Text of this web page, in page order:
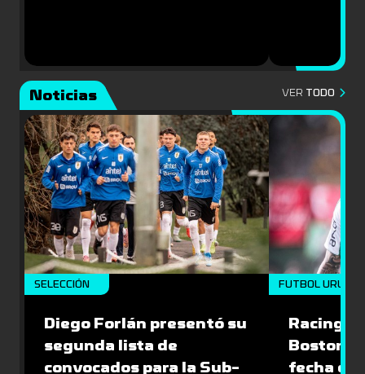
Noticias VER TODO
SELECCIÓN
Diego Forlán presentó su
segunda lista de
convocados para la Sub-
FUTBOL
Racing
Boston
fecha